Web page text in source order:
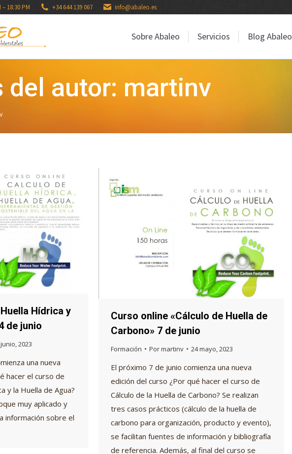
– 18:30 PM +34 644 139 067 info@abaleo.es
Sobre Abaleo Servicios Blog Abaleo
del autor: martinv
Hídrica y
de junio
2023
una nueva
hacer el curso de
y la Huella de Agua?
muy aplicado y
información sobre el
Curso online «Cálculo de Huella de
Carbono» 7 de junio
Formación Pormartinv 24 mayo, 2023
El próximo 7 de junio comienza una nueva
edición del curso ¿Por qué hacer el curso de
Cálculo de la Huella de Carbono? Se realizan
tres casos prácticos (cálculo de la huella de
carbono para organización, producto y evento),
se facilitan fuentes de información y bibliografía
de referencia. Además, al final del curso se